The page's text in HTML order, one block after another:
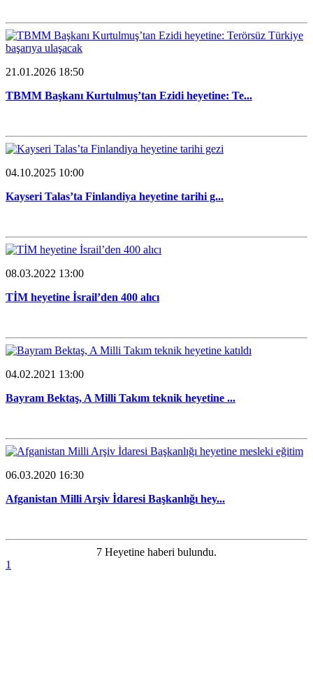
21.01.2026 18:50
TBMM Başkanı Kurtulmuş’tan Ezidi heyetine: Te...
04.10.2025 10:00
Kayseri Talas’ta Finlandiya heyetine tarihi g...
08.03.2022 13:00
TİM heyetine İsrail’den 400 alıcı
04.02.2021 13:00
Bayram Bektaş, A Milli Takım teknik heyetine ...
06.03.2020 16:30
Afganistan Milli Arşiv İdaresi Başkanlığı hey...
7 Heyetine haberi bulundu.
1